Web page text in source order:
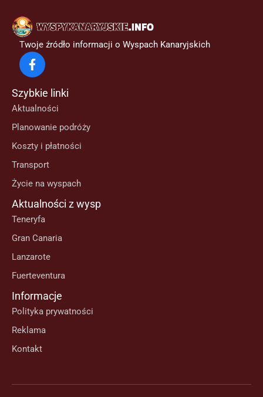
Twoje źródło informacji o Wyspach Kanaryjskich
Szybkie linki
Aktualności
Planowanie podróży
Koszty i płatności
Transport
Życie na wyspach
Aktualności z wysp
Teneryfa
Gran Canaria
Lanzarote
Fuerteventura
Informacje
Polityka prywatności
Reklama
Kontakt